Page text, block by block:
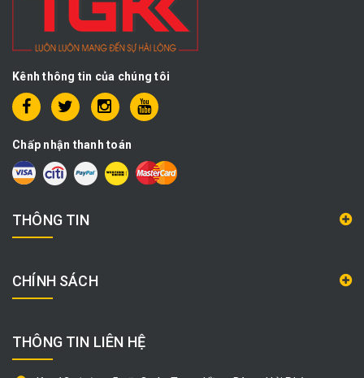
Kênh thông tin của chúng tôi
Chấp nhận thanh toán
THÔNG TIN
CHÍNH SÁCH
THÔNG TIN LIÊN HỆ